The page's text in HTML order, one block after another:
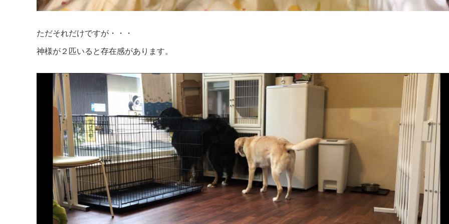
ただそれだけですが・・・
神様が２匹いると存在感があります。